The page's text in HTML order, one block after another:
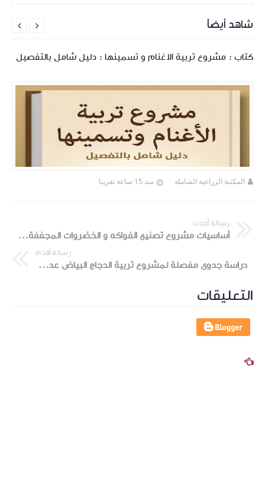
شاهد أيضاً
كتاب : مشروع تربية الاغنام و تسمينها : دليل شامل بالتفصيل
المكتبة الزراعية الشاملة منذ 15 ساعة تقريبا


رسالة أحدث
أساسيات مشروع تصنيع الفواكه و الخضروات المجففة مع دراسة جدوى مبدئية
رسالة أقدم
دراسة جدوى مفصلة لمشروع تربية الدجاج البياض عدد 250 دجاجة برأس مال منخفض للمستثمرين المبتدئين
التعليقات